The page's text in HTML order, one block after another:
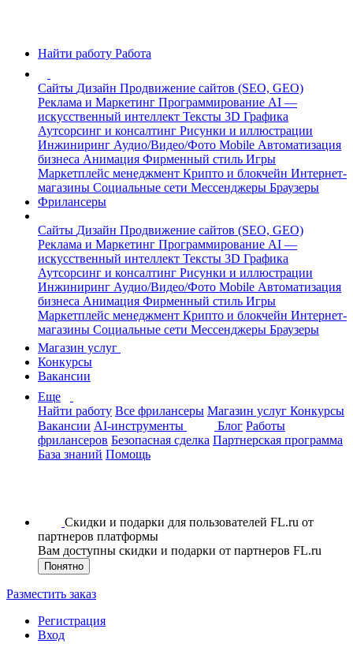
Найти работу Работа
Сайты Дизайн Продвижение сайтов (SEO, GEO)
Реклама и Маркетинг Программирование AI —
искусственный интеллект Тексты 3D Графика
Аутсорсинг и консалтинг Рисунки и иллюстрации
Инжиниринг Аудио/Видео/Фото Mobile Автоматизация
бизнеса Анимация Фирменный стиль Игры
Маркетплейс менеджмент Крипто и блокчейн Интернет-
магазины Социальные сети Мессенджеры Браузеры
Фрилансеры
Сайты Дизайн Продвижение сайтов (SEO, GEO)
Реклама и Маркетинг Программирование AI —
искусственный интеллект Тексты 3D Графика
Аутсорсинг и консалтинг Рисунки и иллюстрации
Инжиниринг Аудио/Видео/Фото Mobile Автоматизация
бизнеса Анимация Фирменный стиль Игры
Маркетплейс менеджмент Крипто и блокчейн Интернет-
магазины Социальные сети Мессенджеры Браузеры
Магазин услуг
Конкурсы
Вакансии
Еще
Найти работу Все фрилансеры Магазин услуг Конкурсы
Вакансии AI-инструменты Блог Работы
фрилансеров Безопасная сделка Партнерская программа
База знаний Помощь
Скидки и подарки для пользователей FL.ru от
партнеров платформы
Вам доступны скидки и подарки от партнеров FL.ru
Понятно
Разместить заказ
Регистрация
Вход